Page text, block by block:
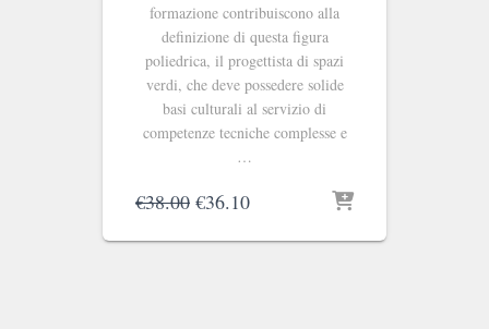
formazione contribuiscono alla
definizione di questa figura
poliedrica, il progettista di spazi
verdi, che deve possedere solide
basi culturali al servizio di
competenze tecniche complesse e
…
€38.00 Il
originale
€36.10Il
attuale